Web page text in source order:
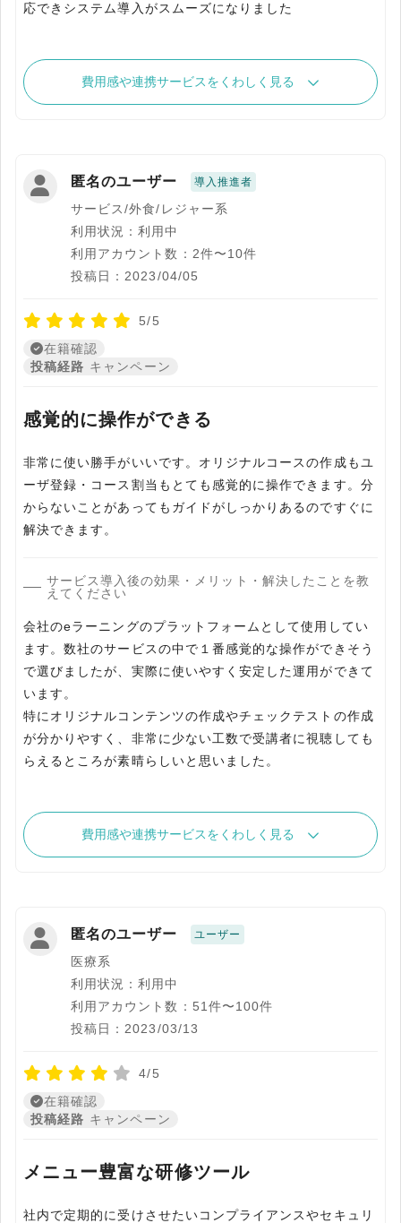
応できシステム導入がスムーズになりました
費用感や連携サービスをくわしく見る
匿名のユーザー 導入推進者
サービス/外食/レジャー系
利用状況：利用中
利用アカウント数：2件〜10件
投稿日：2023/04/05
5/5
在籍確認
投稿経路 キャンペーン
感覚的に操作ができる
非常に使い勝手がいいです。オリジナルコースの作成もユ
ーザ登録・コース割当もとても感覚的に操作できます。分
からないことがあってもガイドがしっかりあるのですぐに
解決できます。
サービス導入後の効果・メリット・解決したことを教
えてください
会社のeラーニングのプラットフォームとして使用してい
ます。数社のサービスの中で１番感覚的な操作ができそう
で選びましたが、実際に使いやすく安定した運用ができて
います。
特にオリジナルコンテンツの作成やチェックテストの作成
が分かりやすく、非常に少ない工数で受講者に視聴しても
らえるところが素晴らしいと思いました。
費用感や連携サービスをくわしく見る
匿名のユーザー ユーザー
医療系
利用状況：利用中
利用アカウント数：51件〜100件
投稿日：2023/03/13
4/5
在籍確認
投稿経路 キャンペーン
メニュー豊富な研修ツール
社内で定期的に受けさせたいコンプライアンスやセキュリ